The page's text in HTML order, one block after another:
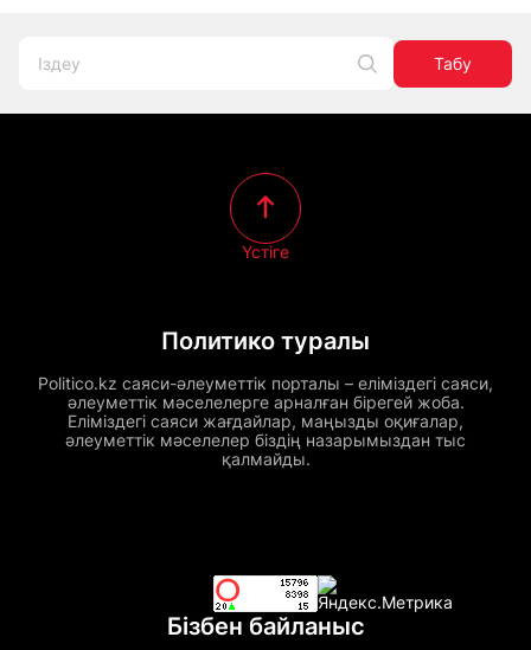
Табу
Политико туралы
Politico.kz саяси-әлеуметтік порталы – еліміздегі саяси,
әлеуметтік мәселелерге арналған бірегей жоба.
Еліміздегі саяси жағдайлар, маңызды оқиғалар,
әлеуметтік мәселелер біздің назарымыздан тыс
қалмайды.
Үстіге
Бізбен байланыс